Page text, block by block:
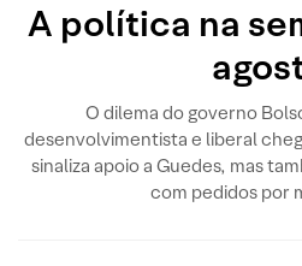
A política na
O dilema do governo
desenvolvimentista e liberal
sinaliza apoio a Guedes, mas
com pedidos por